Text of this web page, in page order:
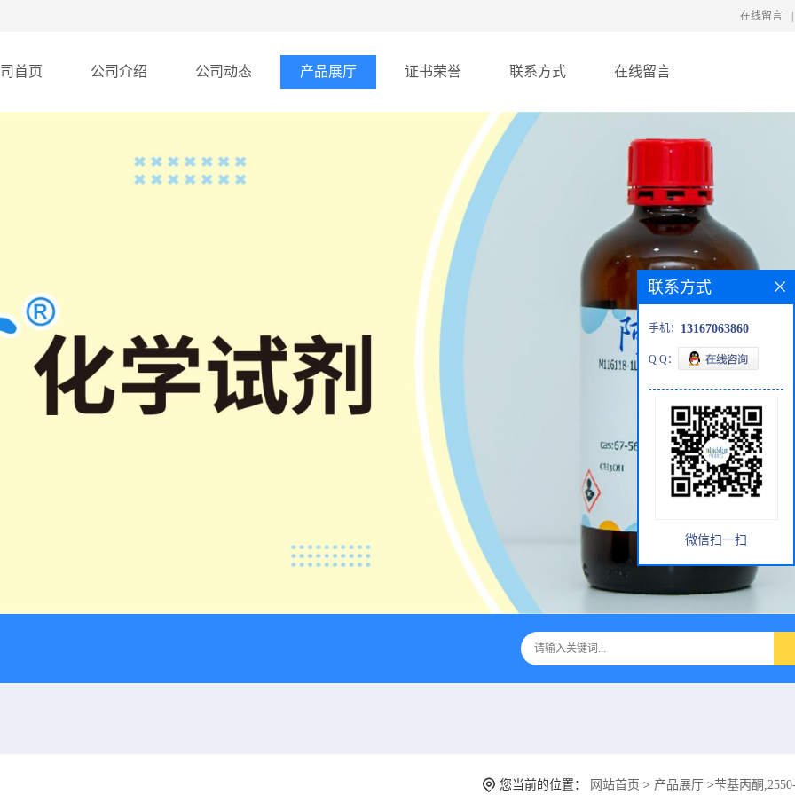
在线留言
首页 公司介绍 公司动态 产品展厅 证书荣誉 联系方式 在线留言
您当前的位置： 网站首页 > 产品展厅 >苄基丙酮
联系方式
手机： 13167063860
Q Q：
微信扫一扫